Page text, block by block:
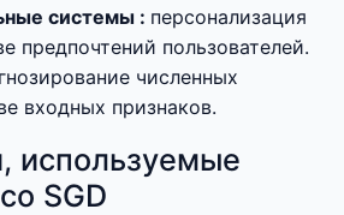
системы : персонализация
предпочтений пользователей.
численных
входных признаков.
используемые
SGD